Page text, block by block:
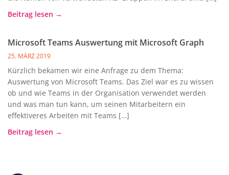
Beitrag lesen →
Microsoft Teams Auswertung mit Microsoft Graph
25. MÄRZ 2019
Kürzlich bekamen wir eine Anfrage zu dem Thema:
Auswertung von Microsoft Teams. Das Ziel war es zu wissen
ob und wie Teams in der Organisation verwendet werden
und was man tun kann, um seinen Mitarbeitern ein
effektiveres Arbeiten mit Teams […]
Beitrag lesen →